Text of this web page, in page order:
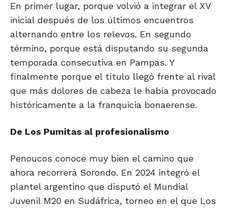
En primer lugar, porque volvió a integrar el XV
inicial después de los últimos encuentros
alternando entre los relevos. En segundo
término, porque está disputando su segunda
temporada consecutiva en Pampas. Y
finalmente porque el título llegó frente al rival
que más dolores de cabeza le había provocado
históricamente a la franquicia bonaerense.
De Los Pumitas al profesionalismo
Penoucos conoce muy bien el camino que
ahora recorrerá Sorondo. En 2024 integró el
plantel argentino que disputó el Mundial
Juvenil M20 en Sudáfrica, torneo en el que Los